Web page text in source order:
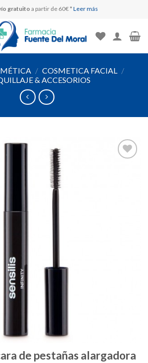
gratuito a partir de 60€ * Leer más
/ COSMETICA FACIAL /
& ACCESORIOS
de pestañas alargadora